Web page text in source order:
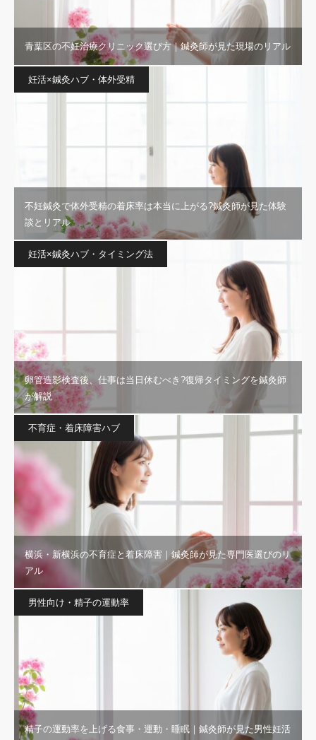
青葉区の不妊治療クリニック選び方｜鍼灸師が見た現場のリアル
妊活×鍼灸ハブ・体外受精
不妊鍼灸で体外受精の着床率は本当に上がる?鍼灸師が見た体験
談とリアル
妊活×鍼灸ハブ・タイミング法
卵管造影検査後、仕事は当日休むべき?復帰タイミングを鍼灸師
が解説
不育症・着床障害ハブ
横浜・新横浜の不育症と着床障害｜鍼灸師が見た専門医選びのリ
アル
男性向け・精子の運動率
精子の運動率を上げる食事・運動・睡眠｜鍼灸師が見た男性妊活